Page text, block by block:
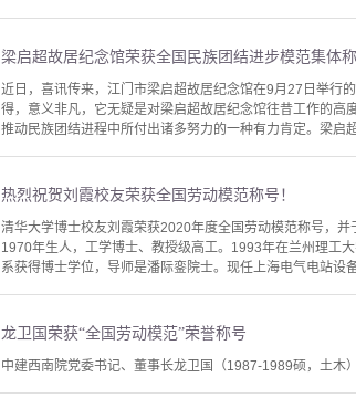
梁启超故居纪念馆荣获全国民族团结进步模范集体
近日，喜讯传来，江门市梁启超故居纪念馆在9月27日举行
得，意义非凡，它无疑是对梁启超故居纪念馆往昔工作的高
推动民族团结进程中所付出诸多努力的一种有力肯定。梁
热烈祝贺刘霞校友荣获全国劳动模范称号！
清华大学博士校友刘霞荣获2020年度全国劳动模范称号，
1970年生人，工学博士、教授级高工。1993年在兰州理工
系获得博士学位，导师是潘际銮院士。现任上海电气电站
龙卫国荣获“全国劳动模范”荣誉称号
中建西南院党委书记、董事长龙卫国（1987-1989硕，土木